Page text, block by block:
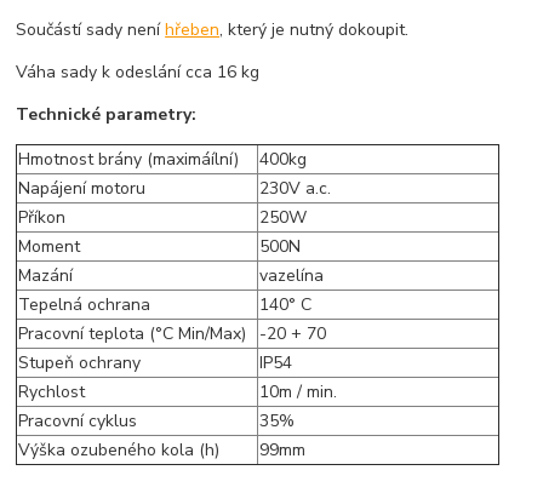
Součástí sady neníhřeben, který je nutný dokoupit.
Váha sady k odeslání cca 16 kg
Technické parametry:
Hmotnost brány (maximáílní)
400kg
Napájení motoru
230V a.c.
Příkon
250W
Moment
500N
Mazání
vazelína
Tepelná ochrana
140° C
Pracovní teplota (°C Min/Max)
-20 + 70
Stupeň ochrany
IP54
Rychlost
10m / min.
Pracovní cyklus
35%
Výška ozubeného kola (h)
99mm